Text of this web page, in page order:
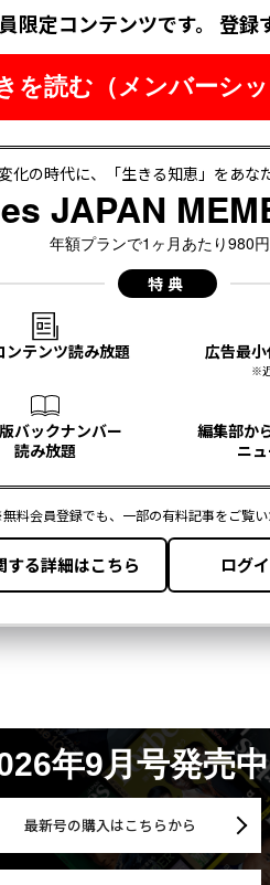
年9月号発売中
最新号の購入はこちらから